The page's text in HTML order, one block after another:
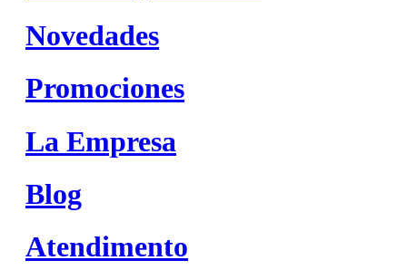
Novedades
Promociones
La Empresa
Blog
Atendimento